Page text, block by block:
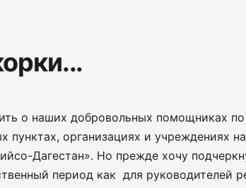
о наших добровольных помощниках по
пунктах, организациях и учреждениях
Дагестан». Но прежде хочу
период как для руководителей